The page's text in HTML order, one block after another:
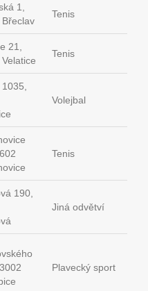
1,
Tenis
21,
Tenis
1035,
Volejbal
Tenis
190,
Jiná odvětví
Plavecký sport